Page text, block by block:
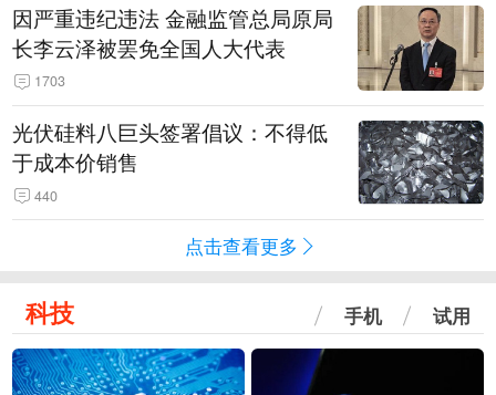
因严重违纪违法 金融监管总局原局
长李云泽被罢免全国人大代表
1703
光伏硅料八巨头签署倡议：不得低
于成本价销售
440
点击查看更多
科技 手机 试用